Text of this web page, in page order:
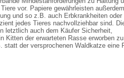
vor. Papiere gewährleisten
und so z.B. auch Erbkrankheiten oder
jedes Tieres nachvollziehbar sind.
letztlich auch dem Käufer Sicherheit,
Kitten der erwarteten Rasse erworben
statt der versprochenen Waldkatze eine